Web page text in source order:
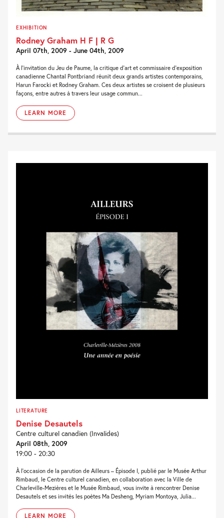
EXHIBITION
Rodney Graham H F | R G
April 07th, 2009 - June 04th, 2009
À l’invitation du Jeu de Paume, la critique d’art et commissaire d’exposition
canadienne Chantal Pontbriand réunit deux grands artistes contemporains,
Harun Farocki et Rodney Graham. Ces deux artistes se croisent de plusieurs
façons, entre autres à travers leur usage commun...
LEARN MORE
LITERATURE
Denise Desautels
Centre culturel canadien (Invalides)
April 08th, 2009
19:00 - 20:30
À l’occasion de la parution de Ailleurs – Épisode I, publié par le Musée Arthur
Rimbaud, le Centre culturel canadien, en collaboration avec la Ville de
Charleville-Mezières et le Musée Rimbaud, vous invite à rencontrer Denise
Desautels et ses invités les poètes Ma Desheng, Myriam Montoya, Julia...
LEARN MORE